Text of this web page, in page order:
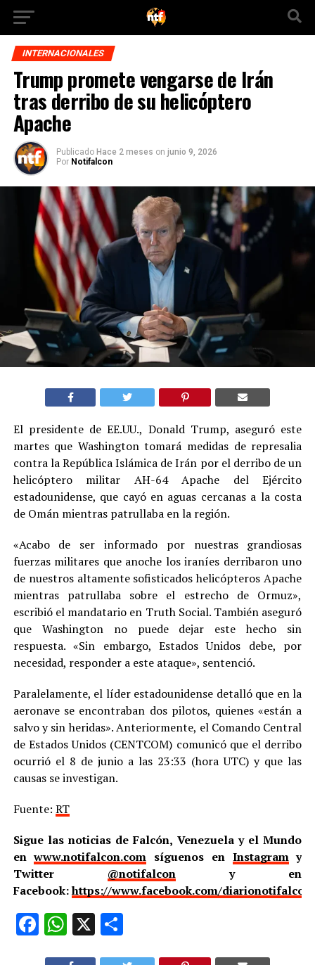
INTERNACIONALES
Trump promete vengarse de Irán
tras derribo de su helicóptero
Apache
Publicado Hace 2 meses on junio 9, 2026
Por Notifalcon
El presidente de EE.UU., Donald Trump, aseguró este
martes que Washington tomará medidas de represalia
contra la República Islámica de Irán por el derribo de un
helicóptero militar AH-64 Apache del Ejército
estadounidense, que cayó en aguas cercanas a la costa
de Omán mientras patrullaba en la región.
«Acabo de ser informado por nuestras grandiosas
fuerzas militares que anoche los iraníes derribaron uno
de nuestros altamente sofisticados helicópteros Apache
mientras patrullaba sobre el estrecho de Ormuz»,
escribió el mandatario en Truth Social. También aseguró
que Washington no puede dejar este hecho sin
respuesta. «Sin embargo, Estados Unidos debe, por
necesidad, responder a este ataque», sentenció.
Paralelamente, el líder estadounidense detalló que en la
aeronave se encontraban dos pilotos, quienes «están a
salvo y sin heridas». Anteriormente, el Comando Central
de Estados Unidos (CENTCOM) comunicó que el derribo
ocurrió el 8 de junio a las 23:33 (hora UTC) y que las
causas se investigan.
Fuente: RT
Sigue las noticias de Falcón, Venezuela y el Mundo
enwww.notifalcon.com síguenos en Instagramy
Twitter @notifalcony en
Facebook:https://www.facebook.com/
Facebook
WhatsApp
X Compartir